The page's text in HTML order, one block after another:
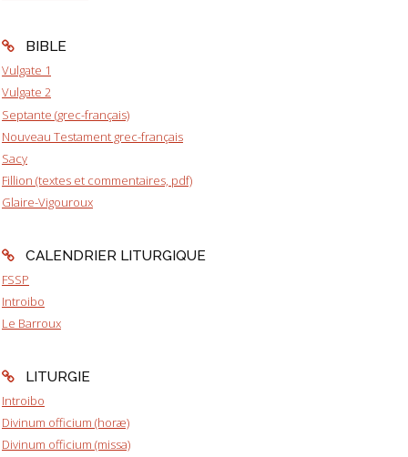
BIBLE
Vulgate 1
Vulgate 2
Septante (grec-français)
Nouveau Testament grec-français
Sacy
Fillion (textes et commentaires, pdf)
Glaire-Vigouroux
CALENDRIER LITURGIQUE
FSSP
Introibo
Le Barroux
LITURGIE
Introibo
Divinum officium (horæ)
Divinum officium (missa)